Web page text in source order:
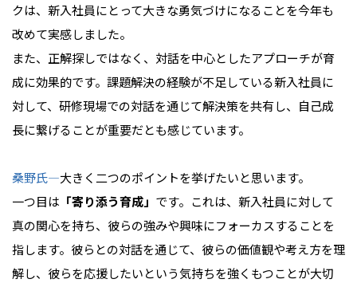
クは、新入社員にとって大きな勇気づけになることを今年も
改めて実感しました。
また、正解探しではなく、対話を中心としたアプローチが育
成に効果的です。課題解決の経験が不足している新入社員に
対して、研修現場での対話を通じて解決策を共有し、自己成
長に繋げることが重要だとも感じています。
桑野氏―大きく二つのポイントを挙げたいと思います。
一つ目は 「寄り添う育成」 です。これは、新入社員に対して
真の関心を持ち、彼らの強みや興味にフォーカスすることを
指します。彼らとの対話を通じて、彼らの価値観や考え方を理
解し、彼らを応援したいという気持ちを強くもつことが大切